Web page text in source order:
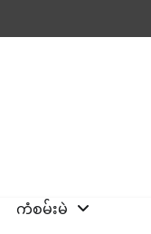
ကံစမ်းမဲ